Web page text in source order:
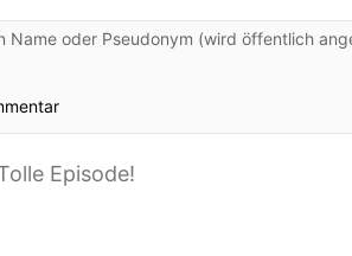
Name oder Pseudonym (wird öffentlich